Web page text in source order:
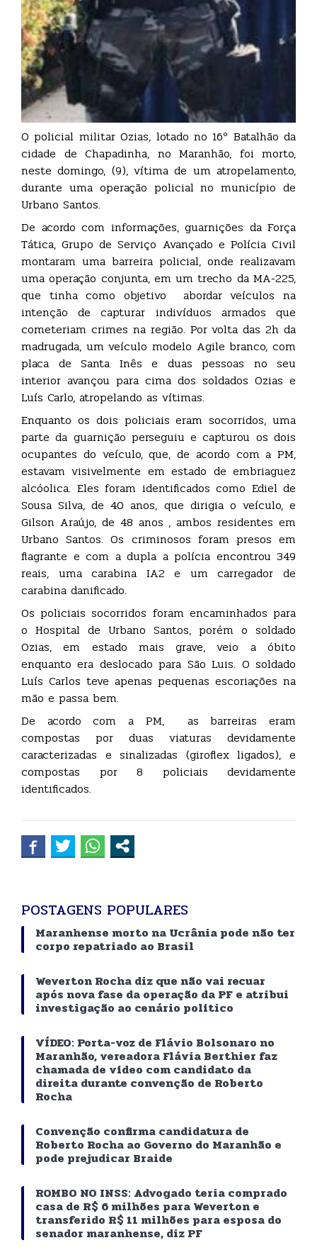
O policial militar Ozias, lotado no 16º Batalhão da
cidade de Chapadinha, no Maranhão, foi morto,
neste domingo, (9), vítima de um atropelamento,
durante uma operação policial no município de
Urbano Santos.
De acordo com informações, guarnições da Força
Tática, Grupo de Serviço Avançado e Polícia Civil
montaram uma barreira policial, onde realizavam
uma operação conjunta, em um trecho da MA-225,
que tinha como objetivo abordar veículos na
intenção de capturar indivíduos armados que
cometeriam crimes na região. Por volta das 2h da
madrugada, um veículo modelo Agile branco, com
placa de Santa Inês e duas pessoas no seu
interior avançou para cima dos soldados Ozias e
Luís Carlo, atropelando as vítimas.
Enquanto os dois policiais eram socorridos, uma
parte da guarnição perseguiu e capturou os dois
ocupantes do veículo, que, de acordo com a PM,
estavam visivelmente em estado de embriaguez
alcóolica. Eles foram identificados como Ediel de
Sousa Silva, de 40 anos, que dirigia o veículo, e
Gilson Araújo, de 48 anos , ambos residentes em
Urbano Santos. Os criminosos foram presos em
flagrante e com a dupla a polícia encontrou 349
reais, uma carabina IA2 e um carregador de
carabina danificado.
Os policiais socorridos foram encaminhados para
o Hospital de Urbano Santos, porém o soldado
Ozias, em estado mais grave, veio a óbito
enquanto era deslocado para São Luis. O soldado
Luís Carlos teve apenas pequenas escoriações na
mão e passa bem.
De acordo com a PM, as barreiras eram
compostas por duas viaturas devidamente
caracterizadas e sinalizadas (giroflex ligados), e
compostas por 8 policiais devidamente
identificados.
POSTAGENS POPULARES
Maranhense morto na Ucrânia pode não ter
corpo repatriado ao Brasil
Weverton Rocha diz que não vai recuar
após nova fase da operação da PF e atribui
investigação ao cenário político
VÍDEO: Porta-voz de Flávio Bolsonaro no
Maranhão, vereadora Flávia Berthier faz
chamada de vídeo com candidato da
direita durante convenção de Roberto
Rocha
Convenção confirma candidatura de
Roberto Rocha ao Governo do Maranhão e
pode prejudicar Braide
ROMBO NO INSS: Advogado teria comprado
casa de R$ 6 milhões para Weverton e
transferido R$ 11 milhões para esposa do
senador maranhense, diz PF